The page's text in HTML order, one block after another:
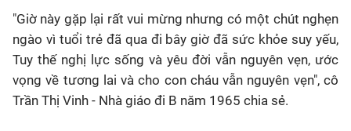
"Giờ này gặp lại rất vui mừng nhưng có một chút nghẹn
ngào vì tuổi trẻ đã qua đi bây giờ đã sức khỏe suy yếu,
Tuy thế nghị lực sống và yêu đời vẫn nguyên vẹn, ước
vọng về tương lai và cho con cháu vẫn nguyên vẹn", cô
Trần Thị Vinh - Nhà giáo đi B năm 1965 chia sẻ.